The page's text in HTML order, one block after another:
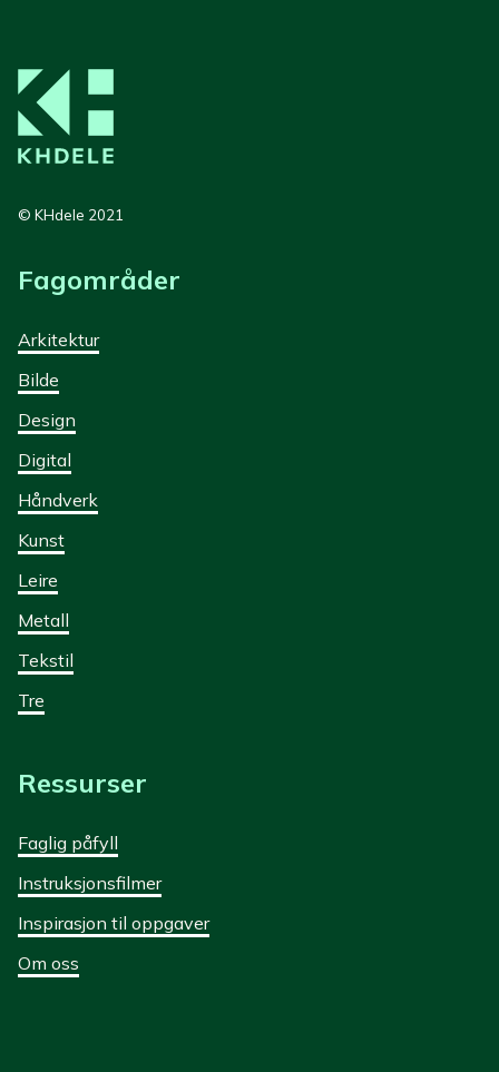
© KHdele 2021
Fagområder
Arkitektur
Bilde
Design
Digital
Håndverk
Kunst
Leire
Metall
Tekstil
Tre
Ressurser
Faglig påfyll
Instruksjonsfilmer
Inspirasjon til oppgaver
Om oss